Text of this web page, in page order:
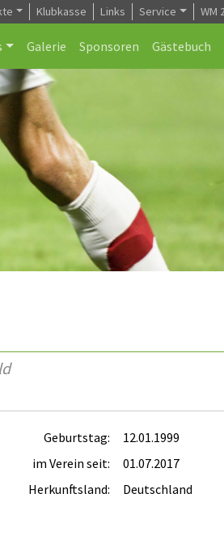
Klubkasse Links Service WM
Galerie Sponsoren Gästebuch
Geburtstag:
12.01.1999
im Verein seit:
01.07.2017
Herkunftsland:
Deutschland